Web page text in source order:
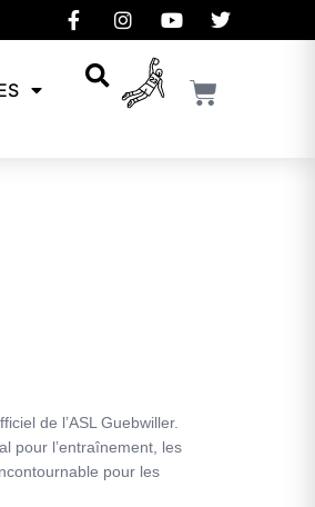
de l’ASL Guebwiller.
pour l’entraînement, les
pour les